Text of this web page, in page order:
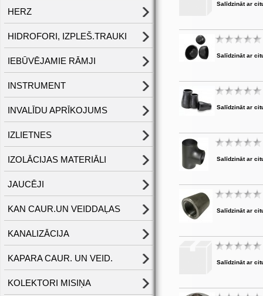
HERZ
HIDROFORI, IZPLEŠ.TRAUKI
IEBŪVĒJAMIE RĀMJI
INSTRUMENT
INVALĪDU APRĪKOJUMS
IZLIETNES
IZOLĀCIJAS MATERIĀLI
JAUCĒJI
KAN CAUR.UN VEIDDAĻAS
KANALIZĀCIJA
KAPARA CAUR. UN VEID.
KOLEKTORI MISIŅA
Salīdzināt ar
Salīdzināt ar
Salīdzināt ar
Salīdzināt ar
Salīdzināt ar
Salīdzināt ar